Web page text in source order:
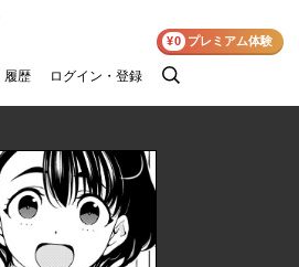
履歴 ログイン・登録
検
¥0 プレミアム体験